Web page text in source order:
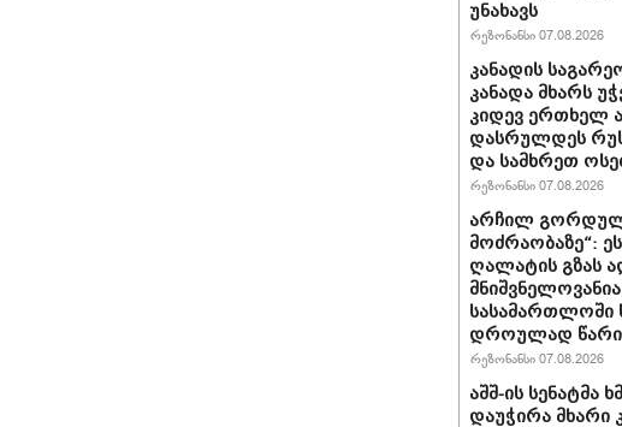
უნახავს
რეზონანსი 07.08.2026
კანადის
კანადა მხარს
კიდევ ერთხელ
დასრულდეს
და სამხრეთ
რეზონანსი 07.08.2026
არჩილ
მოძრაობაზე“:
ღალატის გზას
სასამართლოში
დროულად
რეზონანსი 07.08.2026
აშშ-ის სენატმა
დაუჭირა მხარი